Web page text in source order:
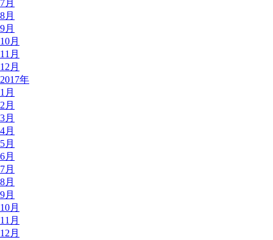
7月
8月
9月
10月
11月
12月
2017年
1月
2月
3月
4月
5月
6月
7月
8月
9月
10月
11月
12月